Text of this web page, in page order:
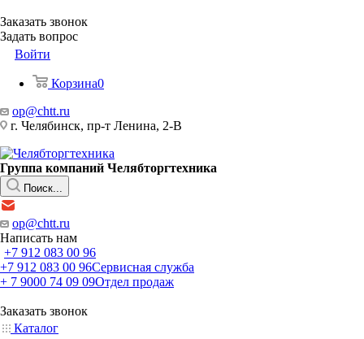
Заказать звонок
Задать вопрос
Войти
Корзина0
op@chtt.ru
г. Челябинск, пр-т Ленина, 2-В
Группа компаний Челябторгтехника
Поиск...
op@chtt.ru
Написать нам
+7 912 083 00 96
+7 912 083 00 96Сервисная служба
+ 7 9000 74 09 09Отдел продаж
Заказать звонок
Каталог